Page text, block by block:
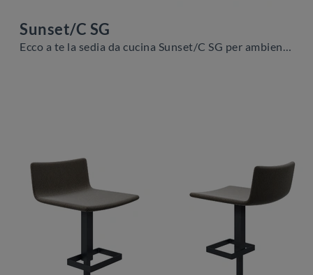
Sunset/C SG
Ecco a te la sedia da cucina Sunset/C SG per ambientazioni moderne, tra le più originali Sedie sgabelli di Zamagna.